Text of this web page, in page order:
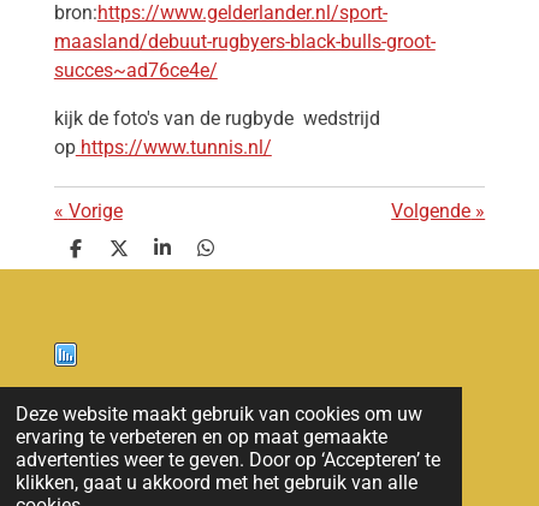
Deze website maakt gebruik van cookies om uw
ervaring te verbeteren en op maat gemaakte
advertenties weer te geven. Door op ‘Accepteren’ te
klikken, gaat u akkoord met het gebruik van alle
bron:https://www.gelderlander.nl/sport-
maasland/debuut-rugbyers-black-bulls-groot-
succes~ad76ce4e/
kijk de foto's van de rugbyde wedstrijd
ophttps://www.tunnis.nl/
« Vorige Volgende »
D
e
D
e
S
h
D
e
Nieuws
© 2011 - 2026 overloon nieuws